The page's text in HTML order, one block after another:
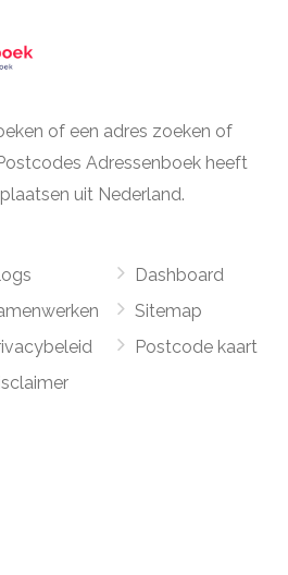
of een adres zoeken of
Adressenboek heeft
uit Nederland.
Dashboard
Sitemap
Postcode kaart